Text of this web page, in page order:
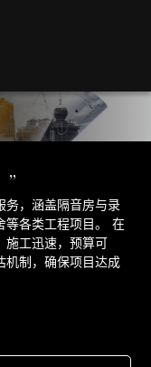
务，涵盖隔音房与录
等各类工程项目。 在
施工迅速，预算可
机制，确保项目达成